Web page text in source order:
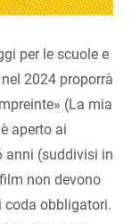
per le scuole e
2024 proporrà
(La mia
aperto ai
anni (suddivisi in
non devono
coda obbligatori.